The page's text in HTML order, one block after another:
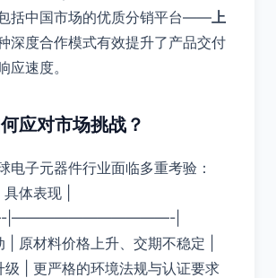
括中国市场的优质分销平台——上
深度合作模式有效提升了产品交付
应速度。
应对市场挑战？
电子元器件行业面临多重考验：
体表现 |
|———————————-|
| 原材料价格上升、交期不稳定 |
级 | 更严格的环境法规与认证要求